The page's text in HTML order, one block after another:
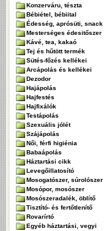
Konzerváru, tészta
Bébiétel, bébiital
Édesség, aprósüti, snack
Mesterséges édesitőszer
Kávé, tea, kakaó
Tej és hűtött termék
Sütés-főzés kellékei
Arcápolás és kellékei
Dezodor
Hajápolás
Hajfestés
Hajfixálók
Testápolás
Szexuális jólét
Szájápolás
Női, férfi higiénia
Babaápolás
Háztartási cikk
Levegőillatosító
Mosogatószer, súrolószer
Mosópor, mosószer
Mosószeradalék, öblítő
Tisztító- és fertőtlenítő
Rovarírtó
Egyéb háztartási, vegyi